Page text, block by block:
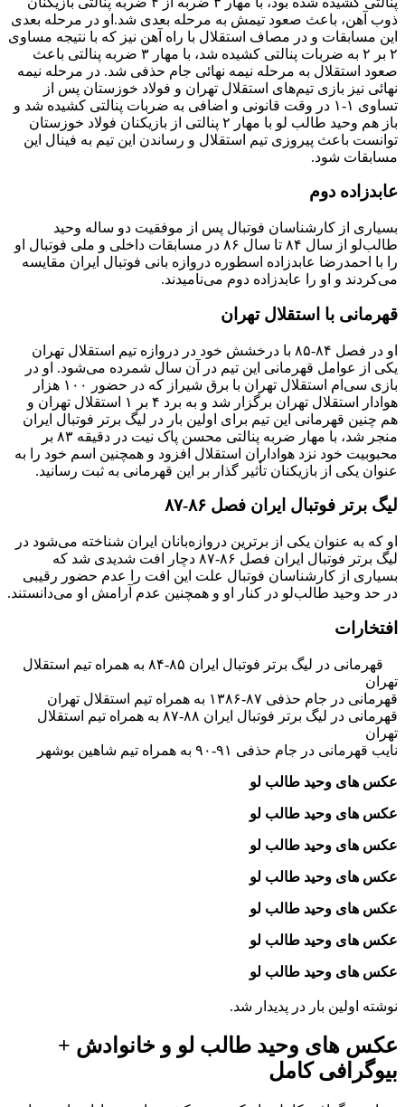
ذوب آهن، باعث صعود تیمش به مرحله بعدی شد.او در مرحله بعدی
این مسابقات و در مصاف استقلال با راه آهن نیز که با نتیجه مساوی
۲ بر ۲ به ضربات پنالتی کشیده شد، با مهار ۳ ضربه پنالتی باعث
صعود استقلال به مرحله نیمه نهائی جام حذفی شد. در مرحله نیمه
نهائی نیز بازی تیم‌های استقلال تهران و فولاد خوزستان پس از
تساوی ۱-۱ در وقت قانونی و اضافی به ضربات پنالتی کشیده شد و
باز هم وحید طالب لو با مهار ۲ پنالتی از بازیکنان فولاد خوزستان
توانست باعث پیروزی تیم استقلال و رساندن این تیم به فینال این
مسابقات شود.
عابدزاده دوم
بسیاری از کارشناسان فوتبال پس از موفقیت دو ساله وحید
طالب‌لو از سال ۸۴ تا سال ۸۶ در مسابقات داخلی و ملی فوتبال او
را با احمدرضا عابدزاده اسطوره دروازه بانی فوتبال ایران مقایسه
می‌کردند و او را عابدزاده دوم می‌نامیدند.
قهرمانی با استقلال تهران
او در فصل ۸۴-۸۵ با درخشش خود در دروازه تیم استقلال تهران
یکی از عوامل قهرمانی این تیم در آن سال شمرده می‌شود. او در
بازی سی‌ام استقلال تهران با برق شیراز که در حضور ۱۰۰ هزار
هوادار استقلال تهران برگزار شد و به برد ۴ بر ۱ استقلال تهران و
هم چنین قهرمانی این تیم برای اولین بار در لیگ برتر فوتبال ایران
منجر شد، با مهار ضربه پنالتی محسن پاک نیت در دقیقه ۸۳ بر
محبوبیت خود نزد هواداران استقلال افزود و همچنین اسم خود را به
عنوان یکی از بازیکنان تأثیر گذار بر این قهرمانی به ثبت رسانید.
لیگ برتر فوتبال ایران فصل ۸۶-۸۷
او که به عنوان یکی از برترین دروازه‌بانان ایران شناخته می‌شود در
لیگ برتر فوتبال ایران فصل ۸۶-۸۷ دچار افت شدیدی شد که
بسیاری از کارشناسان فوتبال علت این افت را عدم حضور رقیبی
در حد وحید طالب‌لو در کنار او و همچنین عدم آرامش او می‌دانستند.
افتخارات
قهرمانی در لیگ برتر فوتبال ایران ۸۵-۸۴ به همراه تیم استقلال
تهران
قهرمانی در جام حذفی ۸۷-۱۳۸۶ به همراه تیم استقلال تهران
قهرمانی در لیگ برتر فوتبال ایران ۸۸-۸۷ به همراه تیم استقلال
تهران
نایب قهرمانی در جام حذفی ۹۱-۹۰ به همراه تیم شاهین بوشهر
عکس های وحید طالب‌ لو
عکس های وحید طالب‌ لو
عکس های وحید طالب‌ لو
عکس های وحید طالب‌ لو
عکس های وحید طالب‌ لو
عکس های وحید طالب‌ لو
عکس های وحید طالب‌ لو
نوشته اولین بار در پدیدار شد.
عکس های وحید طالب‌ لو و خانوادش +
بیوگرافی کامل